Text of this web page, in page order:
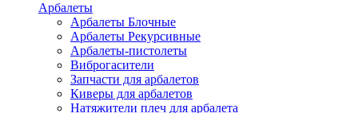
Арбалеты
Арбалеты Блочные
Арбалеты Рекурсивные
Арбалеты-пистолеты
Виброгасители
Запчасти для арбалетов
Киверы для арбалетов
Натяжители плеч для арбалета